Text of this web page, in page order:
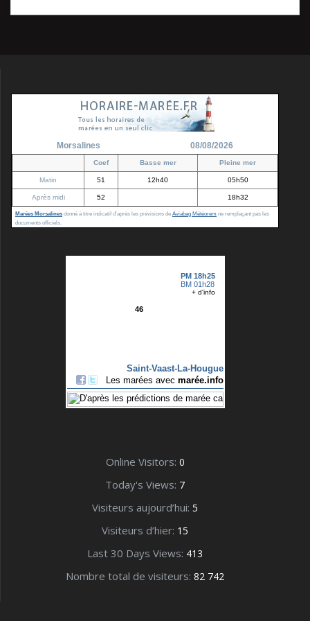
l’article
Morsalines 08/08/2026
Coef Basse mer Pleine mer
Matin 51 12h40 05h50
Après midi 52 18h32
Marées Morsalines donné à titre indicatif d'après les prévisions de Aviabag Météorem ne remplaçant pas les
documents officiels.
Online Visitors: 0
Today's Views: 7
Visiteurs aujourd’hui: 5
Visiteurs d’hier: 15
Last 30 Days Views: 413
Nombre total de visiteurs: 82 742